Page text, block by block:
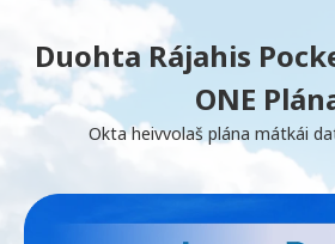
Duohta Rájahis
ONE
Okta heivvolaš plána mátkái